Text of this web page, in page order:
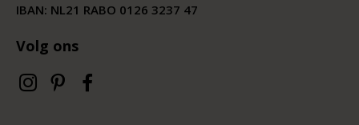
IBAN: NL21 RABO 0126 3237 47
Volg ons